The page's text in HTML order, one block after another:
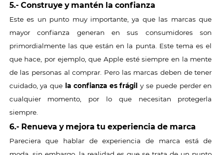
5.- Construye y mantén la confianza
Este es un punto muy importante, ya que las marcas que
mayor confianza generan en sus consumidores son
primordialmente las que están en la punta. Este tema es el
que hace, por ejemplo, que Apple esté siempre en la mente
de las personas al comprar. Pero las marcas deben de tener
cuidado, ya que la confianza es frágil y se puede perder en
cualquier momento, por lo que necesitan protegerla
siempre.
6.- Renueva y mejora tu experiencia de marca
Pareciera que hablar de experiencia de marca está de